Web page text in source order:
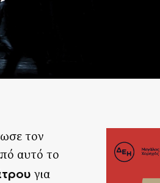
τον
αυτό το
για